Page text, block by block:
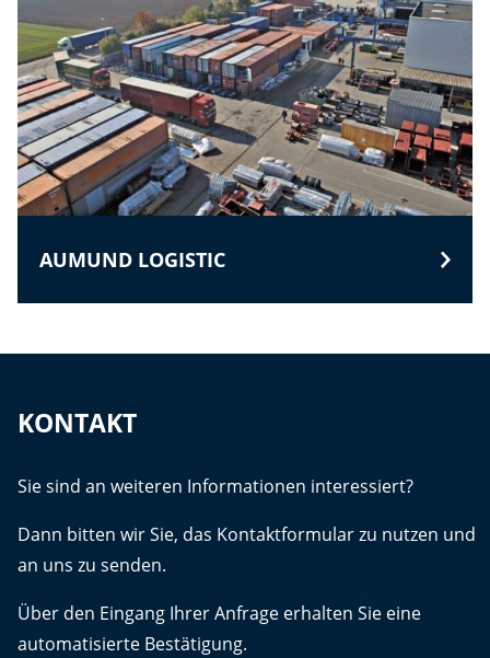
AUMUND LOGISTIC
KONTAKT
Sie sind an weiteren Informationen interessiert?
Dann bitten wir Sie, das Kontaktformular zu nutzen und
an uns zu senden.
Über den Eingang Ihrer Anfrage erhalten Sie eine
automatisierte Bestätigung.